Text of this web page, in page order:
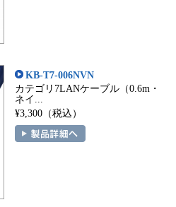
KB-T7-006NVN
カテゴリ7LANケーブル（0.6m・
ネイ...
¥3,300（税込）